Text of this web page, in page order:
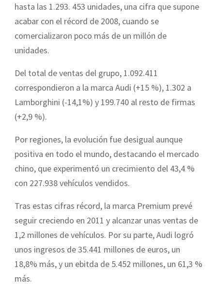
hasta las 1.293. 453 unidades, una cifra que supone
acabar con el récord de 2008, cuando se
comercializaron poco más de un millón de
unidades.
Del total de ventas del grupo, 1.092.411
correspondieron a la marca Audi (+15 %), 1.302 a
Lamborghini (-14,1%) y 199.740 al resto de firmas
(+2,9 %).
Por regiones, la evolución fue desigual aunque
positiva en todo el mundo, destacando el mercado
chino, que experimentó un crecimiento del 43,4 %
con 227.938 vehículos vendidos.
Tras estas cifras récord, la marca Premium prevé
seguir creciendo en 2011 y alcanzar unas ventas de
1,2 millones de vehículos. Por su parte, Audi logró
unos ingresos de 35.441 millones de euros, un
18,8% más, y un ebitda de 5.452 millones, un 61,3 %
más.